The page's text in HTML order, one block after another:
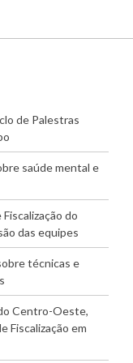
de Palestras
saúde mental e
do
das equipes
técnicas e
Centro-Oeste,
Fiscalização em